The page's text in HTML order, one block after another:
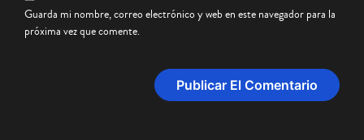
Guarda mi nombre, correo electrónico y web en este navegador para la
próxima vez que comente.